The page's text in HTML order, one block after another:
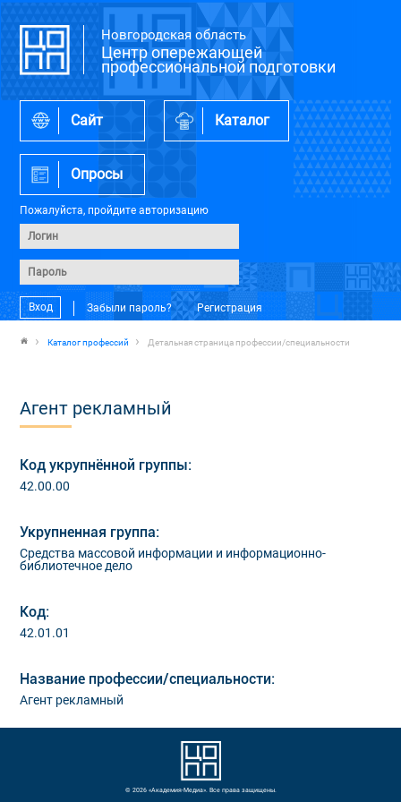
Новгородская область
Центр опережающей
профессиональной подготовки
Сайт Каталог
Опросы
Пожалуйста, пройдите авторизацию
Вход Забыли пароль? Регистрация
Каталог профессий Детальная страница профессии/специальности
Агент рекламный
Код укрупнённой группы:
42.00.00
Укрупненная группа:
Средства массовой информации и информационно-
библиотечное дело
Код:
42.01.01
Название профессии/специальности:
Агент рекламный
© 2026 «Академия-Медиа». Все права защищены.